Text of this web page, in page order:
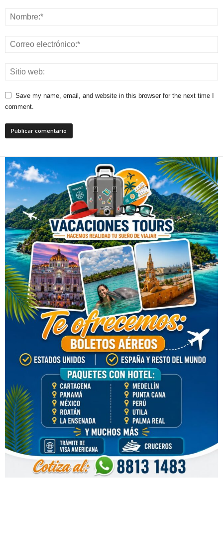
Save my name, email, and website in this browser for the next time I
comment.